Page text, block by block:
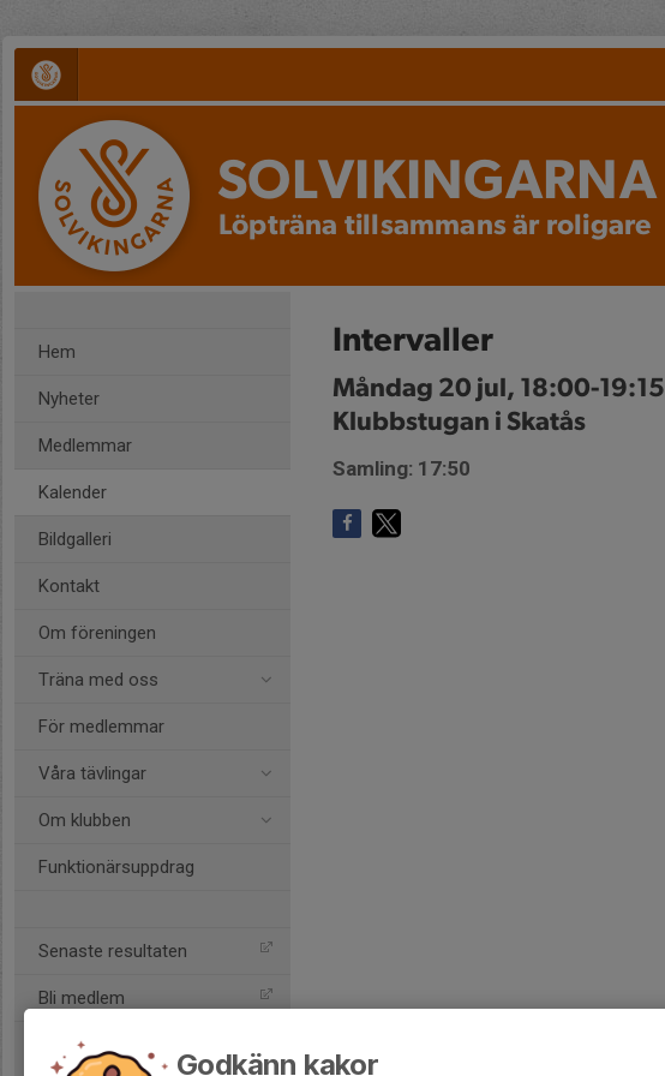
SOLVIKINGARNA
Löpträna tillsammans är roligare
Hem
Nyheter
Medlemmar
Kalender
Bildgalleri
Kontakt
Om föreningen
Träna med oss
För medlemmar
Våra tävlingar
Om klubben
Funktionärsuppdrag
Senaste resultaten
Bli medlem
Intervaller
Måndag 20 jul, 18:00-19:15
Klubbstugan i Skatås
Samling: 17:50
Godkänn kakor